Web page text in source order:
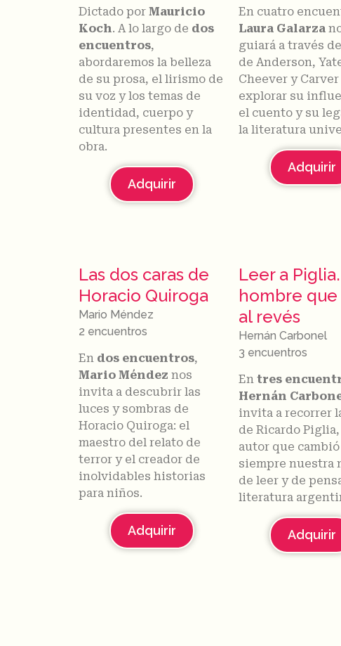
Dictado por Mauricio
Koch. A lo largo de dos
encuentros,
abordaremos la belleza
de su prosa, el lirismo de
su voz y los temas de
identidad, cuerpo y
cultura presentes en la
obra.
Adquirir
En cuatro
Laura Galarza
guiará a través
de Anderson,
Cheever y Carver
explorar su
el cuento y su
la literatura
Adquirir
Las dos caras de
Horacio Quiroga
Mario Méndez
2 encuentros
En dos encuentros,
Mario Méndez nos
invita a descubrir las
luces y sombras de
Horacio Quiroga: el
maestro del relato de
terror y el creador de
inolvidables historias
para niños.
Adquirir
Leer a
hombre
al revés
Hernán Carbonel
3 encuentros
En tres
Hernán
invita a recorrer
de Ricardo
autor que
siempre nuestra
de leer y de
literatura
Adquirir